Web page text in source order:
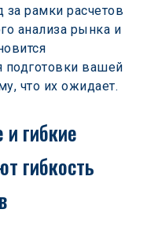
за рамки расчетов
анализа рынка и
подготовки вашей
что их ожидает.
гибкие
гибкость